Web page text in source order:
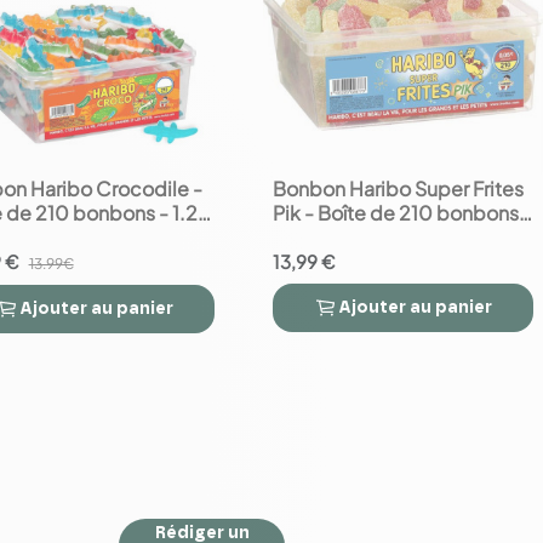
Haribo Crocodile -
de 210 bonbons - 1.28
€ 13.99€

Ajouter au panier
favorite_border
Bonbon Haribo Super Frites
Pik - Boîte de 210 bonbons -
13,99 €
 
Ajouter au panier
Rédiger un